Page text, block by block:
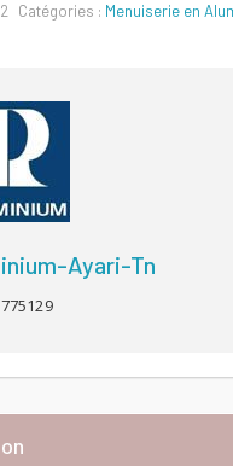
Catégories : Menuiserie en
Ayari-Tn